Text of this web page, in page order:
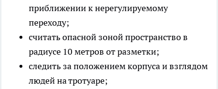
приближении к нерегулируемому
переходу;
считать опасной зоной пространство в
радиусе 10 метров от разметки;
следить за положением корпуса и взглядом
людей на тротуаре;